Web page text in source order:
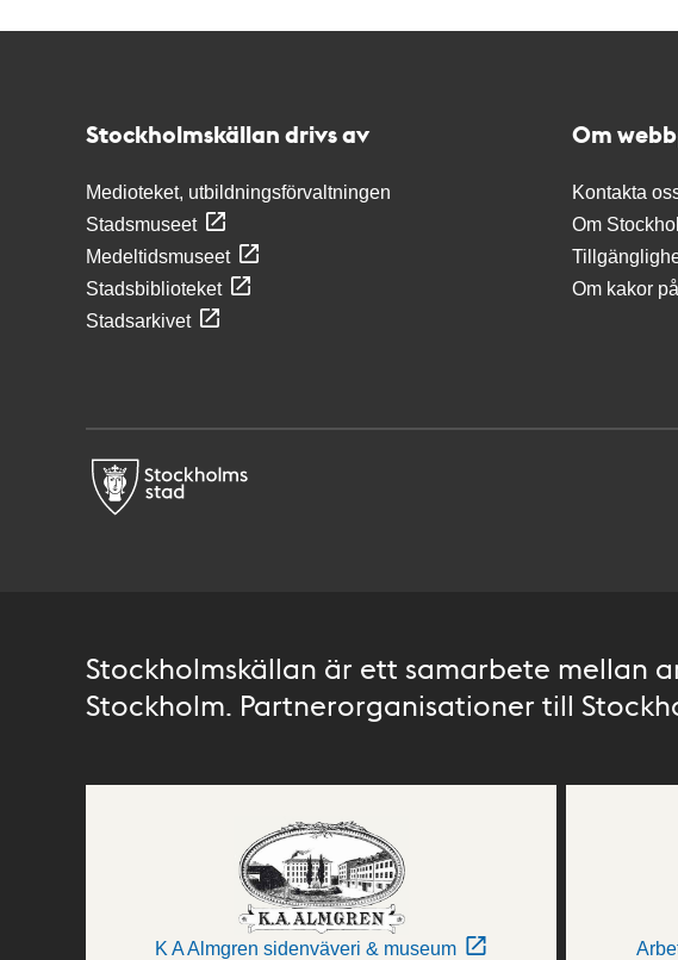
Stockholmskällan drivs av
Medioteket, utbildningsförvaltningen
Stadsmuseet
Medeltidsmuseet
Stadsbiblioteket
Stadsarkivet
Om
Kontakta
Om
Om kakor
Stockholmskällan är ett samarbete mellan
Stockholm. Partnerorganisationer till
K A Almgren sidenväveri & museum